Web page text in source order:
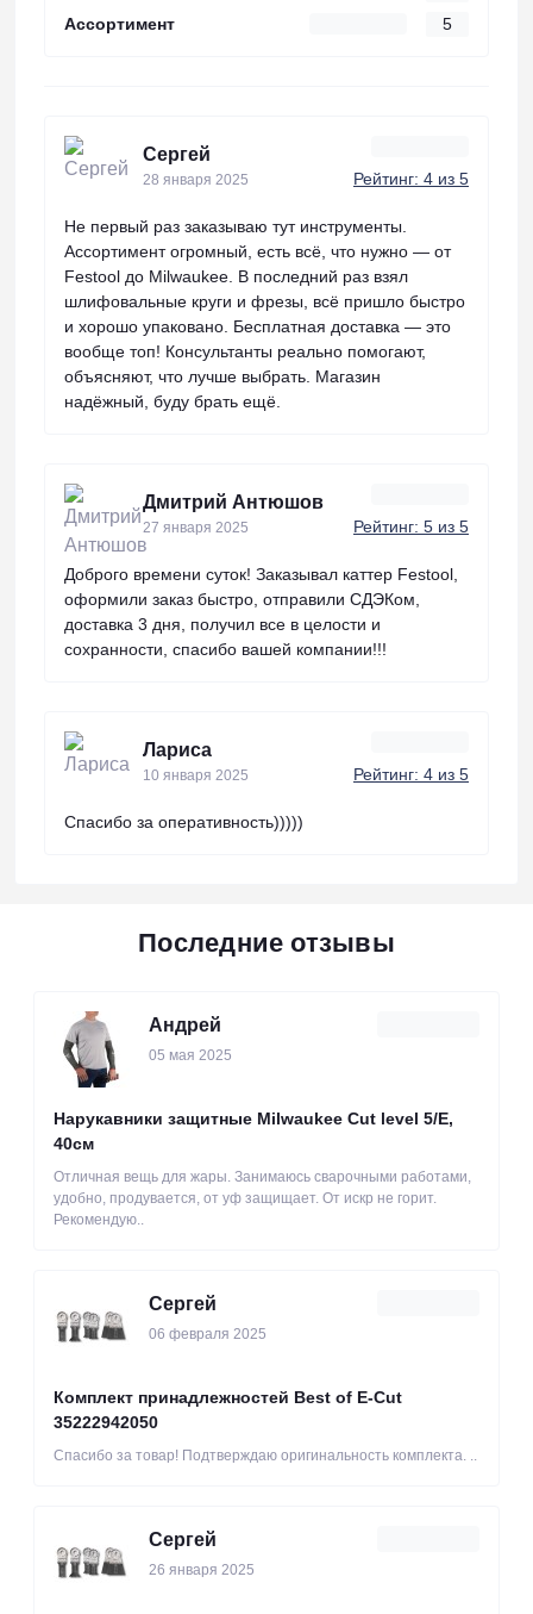
Ассортимент
5
Сергей
28 января 2025 Рейтинг: 4 из 5
Не первый раз заказываю тут инструменты.
Ассортимент огромный, есть всё, что нужно — от
Festool до Milwaukee. В последний раз взял
шлифовальные круги и фрезы, всё пришло быстро
и хорошо упаковано. Бесплатная доставка — это
вообще топ! Консультанты реально помогают,
объясняют, что лучше выбрать. Магазин
надёжный, буду брать ещё.
Дмитрий Антюшов
27 января 2025 Рейтинг: 5 из 5
Доброго времени суток! Заказывал каттер Festool,
оформили заказ быстро, отправили СДЭКом,
доставка 3 дня, получил все в целости и
сохранности, спасибо вашей компании!!!
Лариса
10 января 2025 Рейтинг: 4 из 5
Спасибо за оперативность)))))
Последние отзывы
Андрей
05 мая 2025
Нарукавники защитные Milwaukee Cut level 5/Е,
40см
Отличная вещь для жары. Занимаюсь сварочными работами,
удобно, продувается, от уф защищает. От искр не горит.
Рекомендую..
Сергей
06 февраля 2025
Комплект принадлежностей Best of E-Cut
35222942050
Спасибо за товар! Подтверждаю оригинальность комплекта. ..
Сергей
26 января 2025